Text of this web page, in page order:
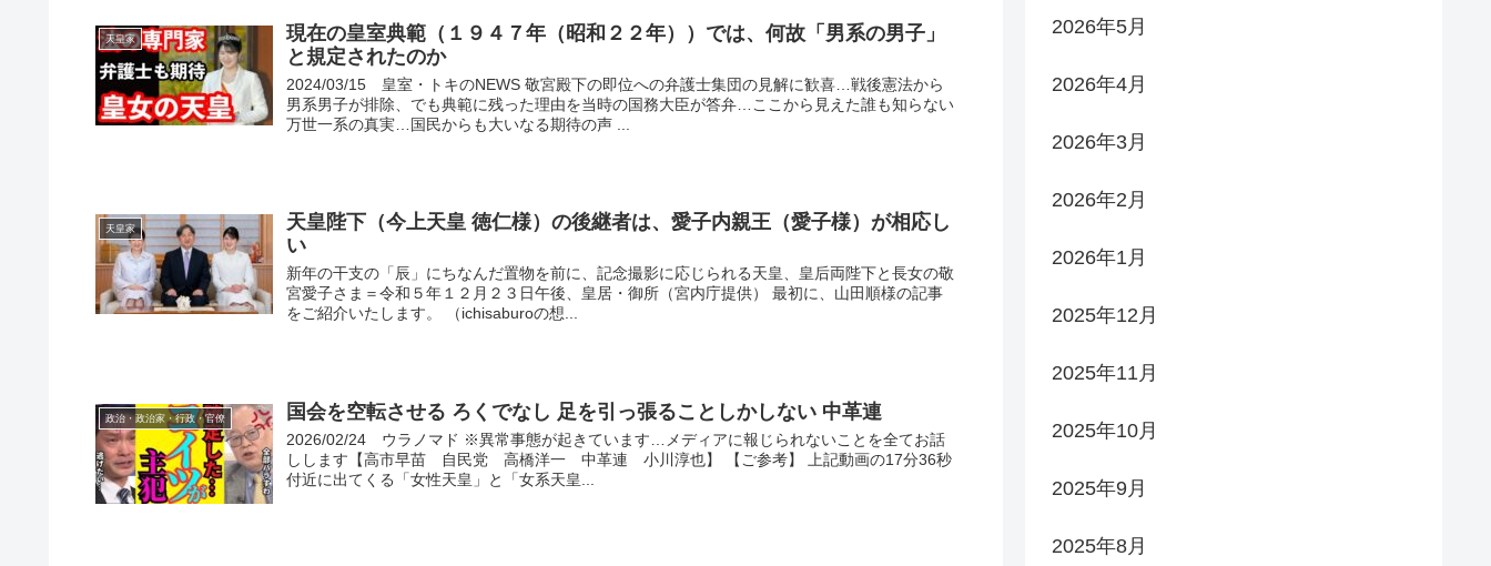
天皇家
現在の皇室典範（１９４７年（昭和２２年））では、何故「男系の男子」
と規定されたのか
2024/03/15 皇室・トキのNEWS 敬宮殿下の即位への弁護士集団の見解に歓喜…戦後憲法から
男系男子が排除、でも典範に残った理由を当時の国務大臣が答弁…ここから見えた誰も知らない
万世一系の真実…国民からも大いなる期待の声 ...
天皇家
天皇陛下（今上天皇 徳仁様）の後継者は、愛子内親王（愛子様）が相応し
い
新年の干支の「辰」にちなんだ置物を前に、記念撮影に応じられる天皇、皇后両陛下と長女の敬
宮愛子さま＝令和５年１２月２３日午後、皇居・御所（宮内庁提供） 最初に、山田順様の記事
をご紹介いたします。 （ichisaburoの想...
政治・政治家・行政・官僚 国会を空転させる ろくでなし 足を引っ張ることしかしない 中革連
2026/02/24 ウラノマド ※異常事態が起きています…メディアに報じられないことを全てお話
しします【高市早苗 自民党 高橋洋一 中革連 小川淳也】 【ご参考】 上記動画の17分36秒
付近に出てくる「女性天皇」と「女系天皇...
2026年5月
2026年4月
2026年3月
2026年2月
2026年1月
2025年12月
2025年11月
2025年10月
2025年9月
2025年8月